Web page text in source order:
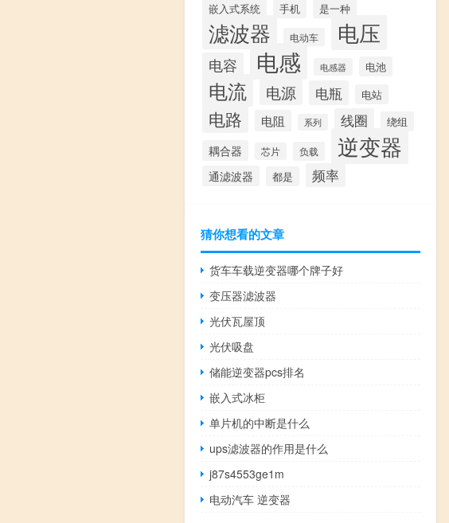
嵌入式系统 手机 是一种
滤波器 电动车 电压
电容 电感 电感器 电池
电流 电源 电瓶 电站
电路 电阻 系列 线圈 绕组
耦合器 芯片 负载 逆变器
通滤波器 都是 频率
猜你想看的文章
货车车载逆变器哪个牌子好
变压器滤波器
光伏瓦屋顶
光伏吸盘
储能逆变器pcs排名
嵌入式冰柜
单片机的中断是什么
ups滤波器的作用是什么
j87s4553ge1m
电动汽车 逆变器